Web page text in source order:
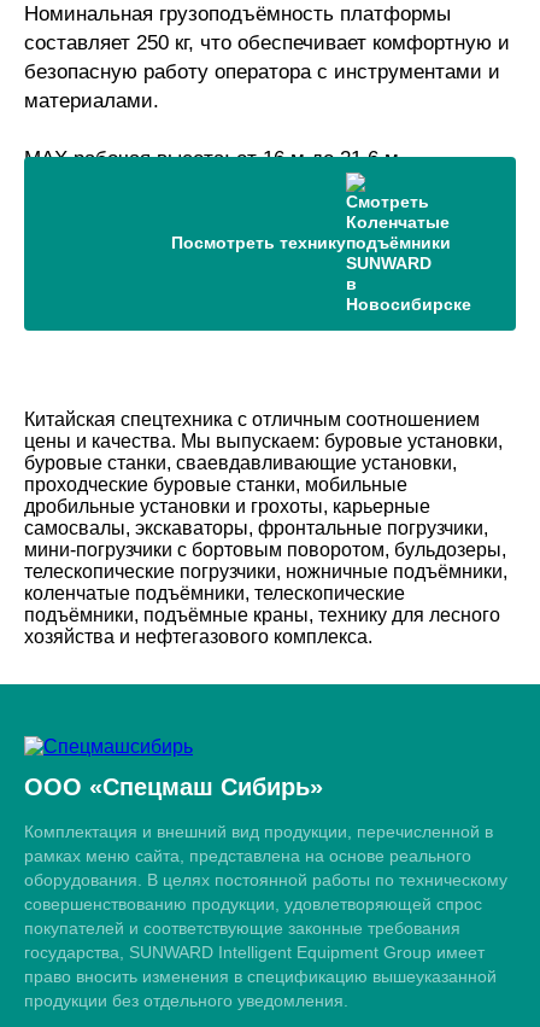
Номинальная грузоподъёмность платформы
составляет 250 кг, что обеспечивает комфортную и
безопасную работу оператора с инструментами и
материалами.
MAX рабочая высота: от 16 м до 21,6 м
MAX длина стрелы: от 8 м до 12 м
Посмотреть технику
Китайская спецтехника с отличным соотношением
цены и качества. Мы выпускаем: буровые установки,
буровые станки, сваевдавливающие установки,
проходческие буровые станки, мобильные
дробильные установки и грохоты, карьерные
самосвалы, экскаваторы, фронтальные погрузчики,
мини-погрузчики c бортовым поворотом, бульдозеры,
телескопические погрузчики, ножничные подъёмники,
коленчатые подъёмники, телескопические
подъёмники, подъёмные краны, технику для лесного
хозяйства и нефтегазового комплекса.
ООО «Спецмаш Сибирь»
Комплектация и внешний вид продукции, перечисленной в
рамках меню сайта, представлена на основе реального
оборудования. В целях постоянной работы по техническому
совершенствованию продукции, удовлетворяющей спрос
покупателей и соответствующие законные требования
государства, SUNWARD Intelligent Equipment Group имеет
право вносить изменения в спецификацию вышеуказанной
продукции без отдельного уведомления.